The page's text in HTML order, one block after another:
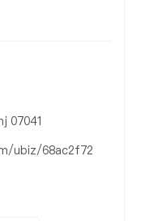
07041
ubiz/68ac2f72